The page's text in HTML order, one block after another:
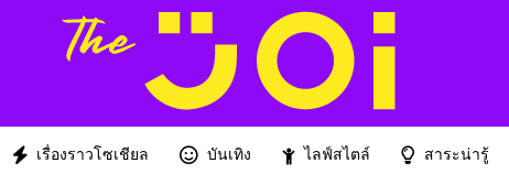
เรื่องราวโซเชียล บันเทิง ไลฟ์สไตล์ สาระน่ารู้